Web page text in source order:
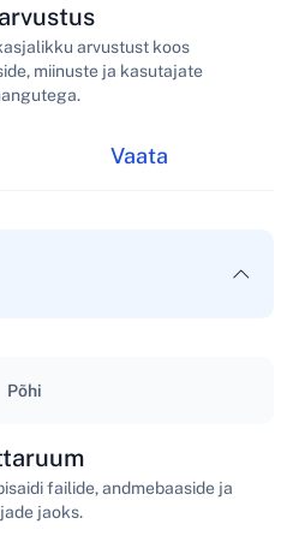
arvustust koos
miinuste ja kasutajate
Vaata
Põhi
failide, andmebaaside ja
jaoks.